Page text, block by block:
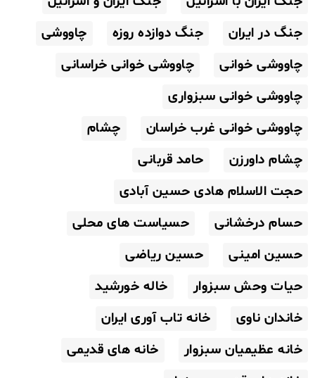
جنگ در ایران
جنگ دوازده روزه
چاووشی
چاووشی خوانی
چاووشی خوانی خراسانی
چاووشی خوانی سبزواری
چاووشی خوانی غرب خراسان
چشام
چشام داورزن
حامد قربانی
حجت الاسلام هادی حسین آبادی
حسام درخشانی
حسیاست های محلی
حسین امینی
حسین ریاضی
حیات وحش سبزوار
خاله خورشید
خاندان ناوی
خانه تاب آوری ایران
خانه عظیمیان سبزوار
خانه های قدیمی